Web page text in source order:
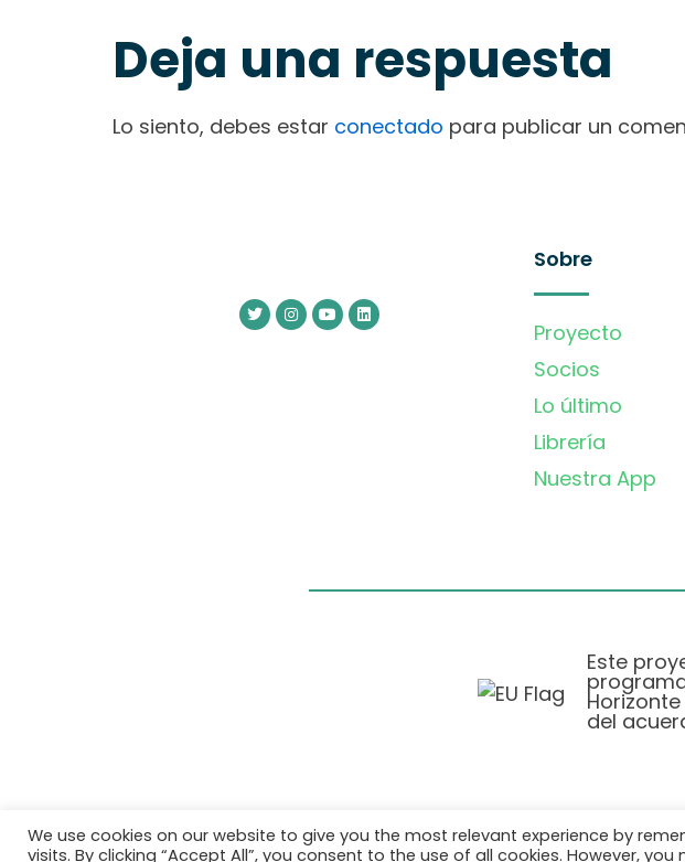
Deja una respuesta
Lo siento, debes estar conectado para publicar un
Sobre
Proyecto
Socios
Lo último
Librería
Nuestra App
Este
del
Política de
We use cookies on our website to give you the most relevant experience by
visits. By clicking “Accept All”, you consent to the use of all cookies. However,